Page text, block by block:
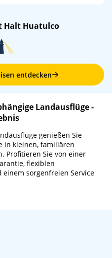
Halt Huatulco
entdecken
Landausflüge -
genießen Sie
in kleinen, familiären
Profitieren Sie von einer
flexiblen
sorgenfreien Service